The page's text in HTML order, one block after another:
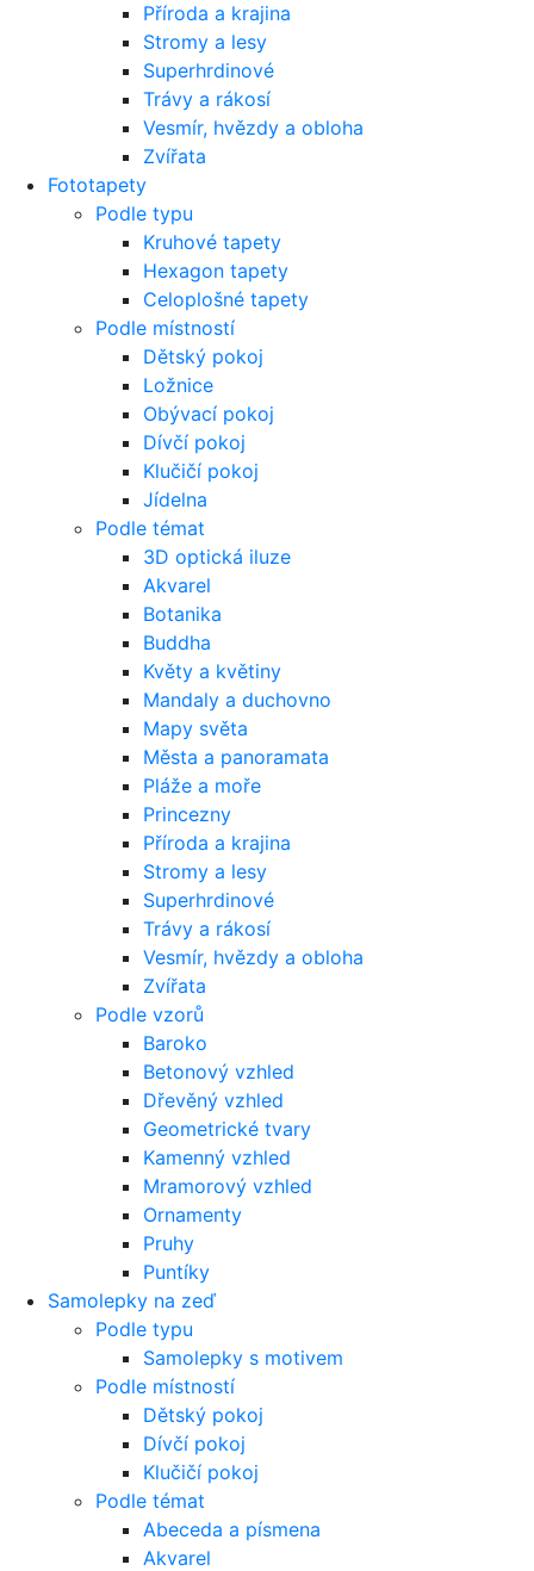
Příroda a krajina
Stromy a lesy
Superhrdinové
Trávy a rákosí
Vesmír, hvězdy a obloha
Zvířata
Fototapety
Podle typu
Kruhové tapety
Hexagon tapety
Celoplošné tapety
Podle místností
Dětský pokoj
Ložnice
Obývací pokoj
Dívčí pokoj
Klučičí pokoj
Jídelna
Podle témat
3D optická iluze
Akvarel
Botanika
Buddha
Květy a květiny
Mandaly a duchovno
Mapy světa
Města a panoramata
Pláže a moře
Princezny
Příroda a krajina
Stromy a lesy
Superhrdinové
Trávy a rákosí
Vesmír, hvězdy a obloha
Zvířata
Podle vzorů
Baroko
Betonový vzhled
Dřevěný vzhled
Geometrické tvary
Kamenný vzhled
Mramorový vzhled
Ornamenty
Pruhy
Puntíky
Samolepky na zeď
Podle typu
Samolepky s motivem
Podle místností
Dětský pokoj
Dívčí pokoj
Klučičí pokoj
Podle témat
Abeceda a písmena
Akvarel